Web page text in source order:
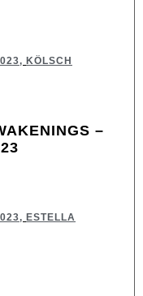
, KÖLSCH
–
, ESTELLA